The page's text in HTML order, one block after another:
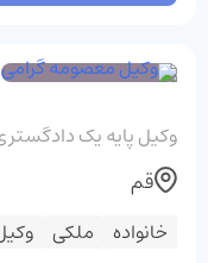
وکیل پایه یک
خانواده ملکی
قم